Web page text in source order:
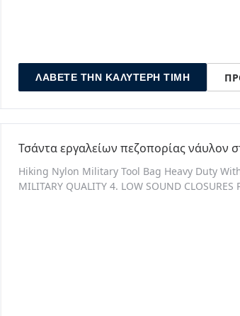
ΛΆΒΕΤΕ ΤΗΝ ΚΑΛΎΤΕΡΗ ΤΙΜΉ
Τσάντα εργαλείων πεζοπορίας νάυλον
Hiking Nylon Military Tool Bag Heavy Duty
MILITARY QUALITY 4. LOW SOUND